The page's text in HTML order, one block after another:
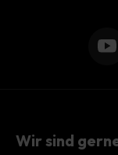
Wir sind